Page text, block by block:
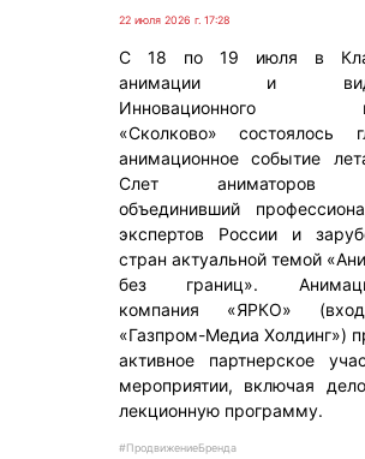
22 июля 2026 г. 17:28
С 18 по 19 июля в
анимации и
Инновационного
«Сколково» состоялось
анимационное событие
Слет аниматоров
объединивший
экспертов России и
стран актуальной темой
без границ».
компания «ЯРКО»
«Газпром-Медиа Холдинг»)
активное партнерское
мероприятии, включая
лекционную программу.
#ПродвижениеБренда